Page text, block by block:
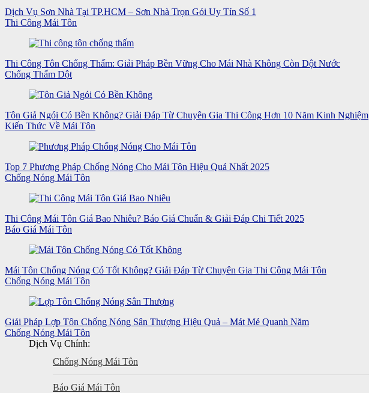
Dịch Vụ Sơn Nhà Tại TP.HCM – Sơn Nhà Trọn Gói Uy Tín Số 1
Thi Công Mái Tôn
Thi Công Tôn Chống Thấm: Giải Pháp Bền Vững Cho Mái Nhà Không Còn Dột Nước
Chống Thấm Dột
Tôn Giả Ngói Có Bền Không? Giải Đáp Từ Chuyên Gia Thi Công Hơn 10 Năm Kinh Nghiệm
Kiến Thức Về Mái Tôn
Top 7 Phương Pháp Chống Nóng Cho Mái Tôn Hiệu Quả Nhất 2025
Chống Nóng Mái Tôn
Thi Công Mái Tôn Giá Bao Nhiêu? Báo Giá Chuẩn & Giải Đáp Chi Tiết 2025
Báo Giá Mái Tôn
Mái Tôn Chống Nóng Có Tốt Không? Giải Đáp Từ Chuyên Gia Thi Công Mái Tôn
Chống Nóng Mái Tôn
Giải Pháp Lợp Tôn Chống Nóng Sân Thượng Hiệu Quả – Mát Mẻ Quanh Năm
Chống Nóng Mái Tôn
Dịch Vụ Chính:
Chống Nóng Mái Tôn
Báo Giá Mái Tôn